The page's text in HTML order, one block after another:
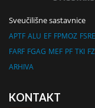
Sveučilišne sastavnice
APTF ALU EF FPMOZ FSRE
FARF FGAG MEF PF TKI
ARHIVA
KONTAKT